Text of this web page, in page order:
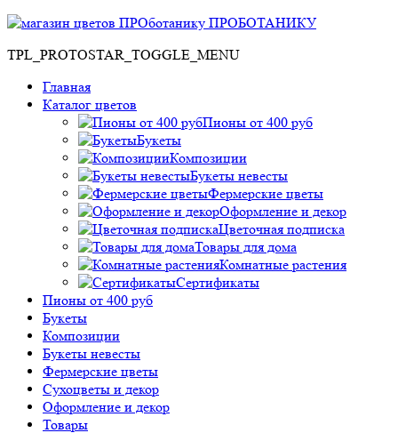
ПРОБОТАНИКУ
TPL_PROTOSTAR_TOGGLE_MENU
Главная
Каталог цветов
Пионы от 400 руб
Букеты
Композиции
Букеты невесты
Фермерские цветы
Оформление и декор
Цветочная подписка
Товары для дома
Комнатные растения
Сертификаты
Пионы от 400 руб
Букеты
Композиции
Букеты невесты
Фермерские цветы
Сухоцветы и декор
Оформление и декор
Товары